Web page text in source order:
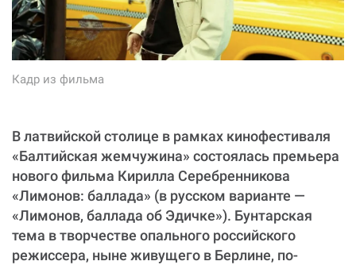
Кадр из фильма
В латвийской столице в рамках кинофестиваля
«Балтийская жемчужина» состоялась премьера
нового фильма Кирилла Серебренникова
«Лимонов: баллада» (в русском варианте —
«Лимонов, баллада об Эдичке»). Бунтарская
тема в творчестве опального российского
режиссера, ныне живущего в Берлине, по-